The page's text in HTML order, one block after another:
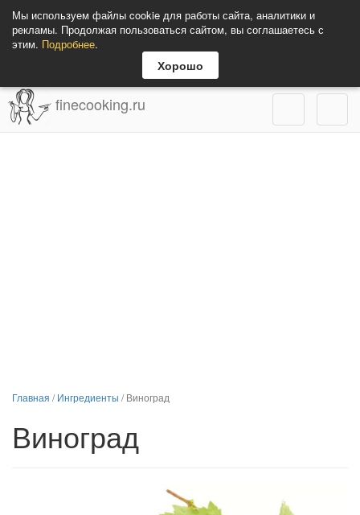
Мы используем файлы cookie для работы сайта, аналитики и
рекламы. Продолжая пользоваться сайтом, вы соглашаетесь с
этим. Подробнее.
Хорошо
finecooking.ru
Главная /Ингредиенты /Виноград
Виноград